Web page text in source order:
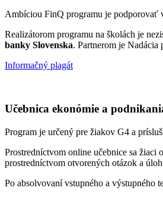
Ambíciou FinQ programu je podporovať
Realizátorom programu na školách je
banky Slovenska. Partnerom je
Informačný plagát
Učebnica ekonómie a
Program je určený pre žiakov G4 a
Prostredníctvom online učebnice sa žiaci
prostredníctvom otvorených otázok a
Po absolvovaní vstupného a výstupného